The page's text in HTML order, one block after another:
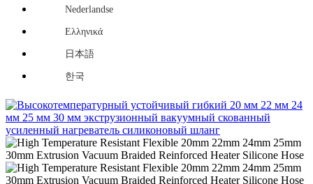
Nederlandse
Ελληνικά
日本語
한국